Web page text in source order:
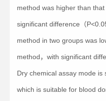
method was higher than
significant difference（
method in two groups was
method，with significant
Dry chemical assay mode is
which is suitable for blood